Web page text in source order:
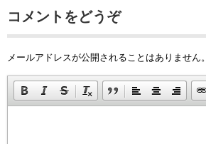
コメントをどうぞ
メールアドレスが公開されることはありません。